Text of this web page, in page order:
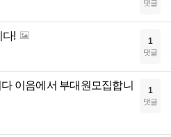
댓글
다! 1
댓글
이음에서 부대원모집합니
1
댓글